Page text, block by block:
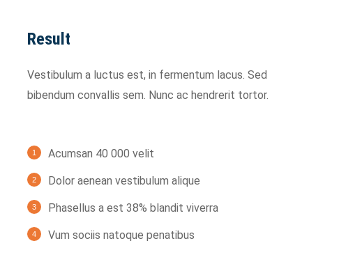
Result
Vestibulum a luctus est, in fermentum lacus. Sed
bibendum convallis sem. Nunc ac hendrerit tortor.
Acumsan 40 000 velit
Dolor aenean vestibulum alique
Phasellus a est 38% blandit viverra
Vum sociis natoque penatibus